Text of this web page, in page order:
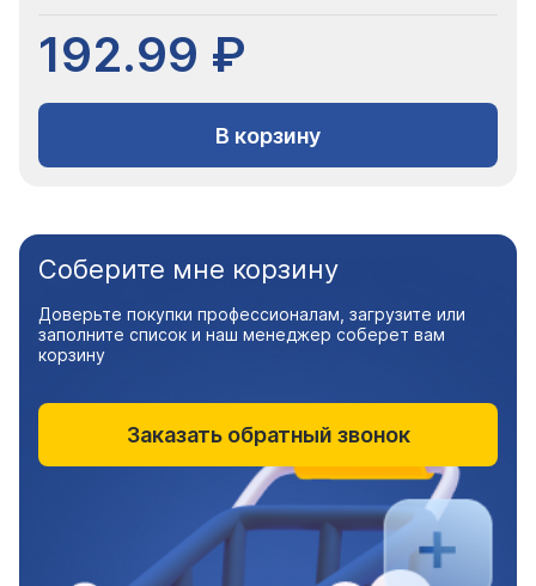
192.99 ₽
В корзину
Соберите мне корзину
Доверьте покупки профессионалам, загрузите или
заполните список и наш менеджер соберет вам
корзину
Заказать обратный звонок